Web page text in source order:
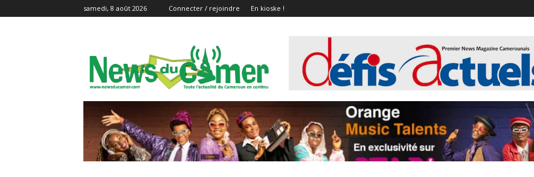
samedi, 8 août 2026 Connecter / rejoindre En kioske !